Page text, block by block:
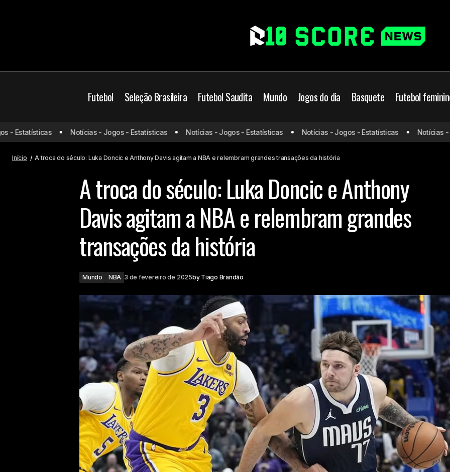
Futebol Seleção Brasileira Futebol Saudita Mundo Jogos do dia Basquete Futebol
Confira o desfecho final do Vasco em
relação a Bruma
Mundo
NBA
A troca do século: Luka Doncic e Anthony Davis agitam a NBA e
transações da história
Estatísticas Notícias - Jogos - Estatísticas Notícias - Jogos - Estatísticas Notícias - Jogos - Estatísticas Notícias -
Início A troca do século: Luka Doncic e Anthony Davis agitam a NBA e relembram grandes transações da história
A troca do século: Luka Doncic e Anthony
Davis agitam a NBA e relembram grandes
transações da história
Mundo NBA 3 de fevereiro de 2025by Tiago Brandão